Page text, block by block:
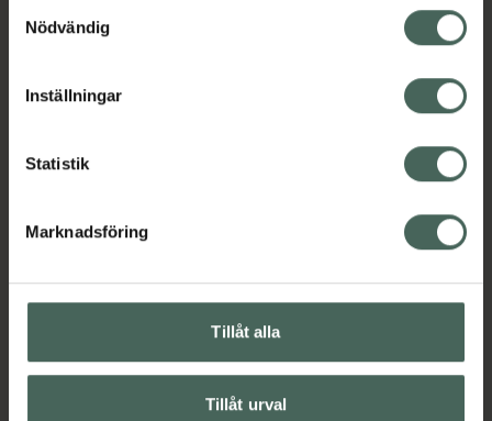
återkalla ditt samtycke via webbplatsens
cookieinställningar. Ett återkallat samtycke påverkar inte
lagligheten av behandling som skett innan återkallelsen.
Nödvändig
Inställningar
Statistik
Marknadsföring
Tillåt alla
Tillåt urval
Visa
Ansiktsserum
Ansiktsvård
För henne
Hyaluronsyra-serum